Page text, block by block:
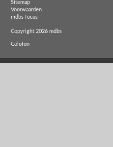
Sitemap
Voorwaarden
mdbs focus
Copyright 2026 mdbs
Colofon